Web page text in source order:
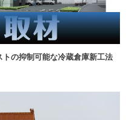
トの抑制可能な冷蔵倉庫新工法